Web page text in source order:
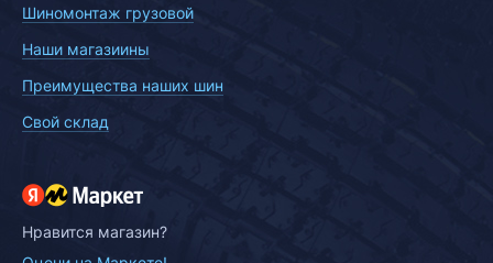
Шиномонтаж грузовой
Наши магазиины
Преимущества наших шин
Свой склад
Нравится магазин?